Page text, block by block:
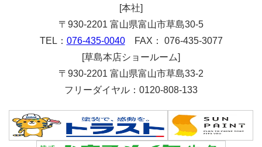
[本社]
〒930-2201 富山県富山市草島30-5
TEL： 076-435-0040FAX： 076-435-3077
[草島本店ショールーム]
〒930-2201 富山県富山市草島33-2
フリーダイヤル：0120-808-133